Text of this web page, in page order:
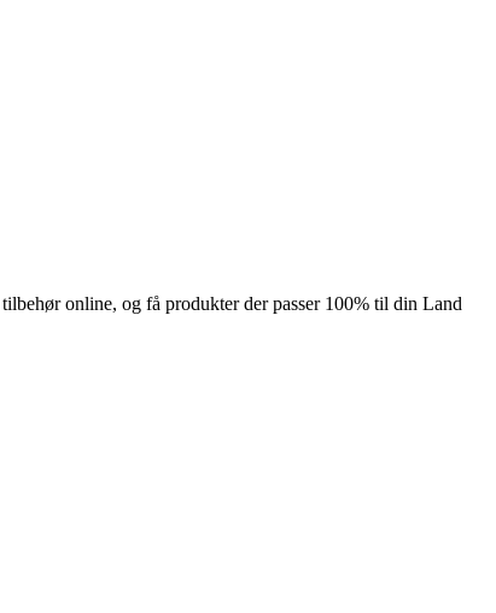
online, og få produkter der passer 100% til din Land